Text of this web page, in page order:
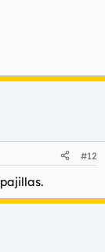
#12